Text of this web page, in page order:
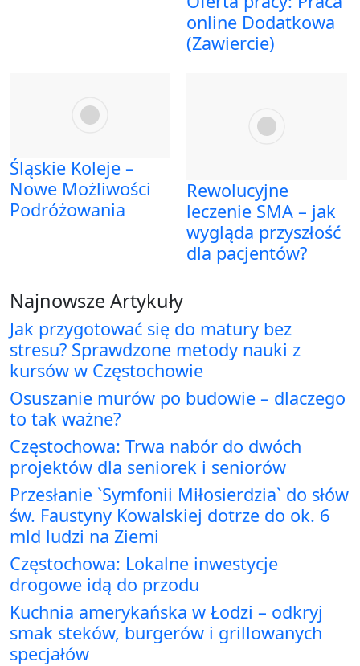
online Dodatkowa
(Zawiercie)
Śląskie Koleje –
Nowe Możliwości
Podróżowania
Rewolucyjne
leczenie SMA – jak
wygląda przyszłość
dla pacjentów?
Najnowsze Artykuły
Jak przygotować się do matury bez
stresu? Sprawdzone metody nauki z
kursów w Częstochowie
Osuszanie murów po budowie – dlaczego
to tak ważne?
Częstochowa: Trwa nabór do dwóch
projektów dla seniorek i seniorów
Przesłanie `Symfonii Miłosierdzia` do słów
św. Faustyny Kowalskiej dotrze do ok. 6
mld ludzi na Ziemi
Częstochowa: Lokalne inwestycje
drogowe idą do przodu
Kuchnia amerykańska w Łodzi – odkryj
smak steków, burgerów i grillowanych
specjałów